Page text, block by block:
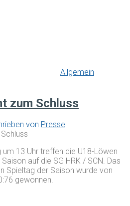
Allgemein
zum Schluss
von Presse
13 Uhr treffen die U18-Löwen
auf die SG HRK / SCN. Das
Spieltag der Saison wurde von
gewonnen.